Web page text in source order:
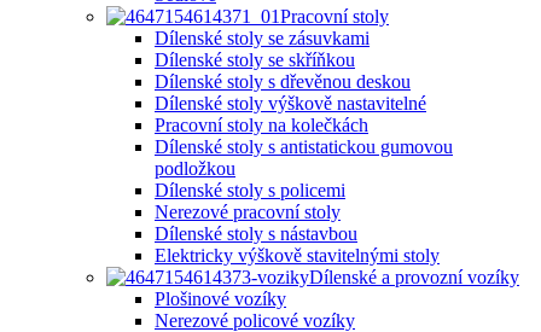
Pracovní stoly
Dílenské stoly se zásuvkami
Dílenské stoly se skříňkou
Dílenské stoly s dřevěnou deskou
Dílenské stoly výškově nastavitelné
Pracovní stoly na kolečkách
Dílenské stoly s antistatickou gumovou
podložkou
Dílenské stoly s policemi
Nerezové pracovní stoly
Dílenské stoly s nástavbou
Elektricky výškově stavitelnými stoly
Dílenské a provozní vozíky
Plošinové vozíky
Nerezové policové vozíky